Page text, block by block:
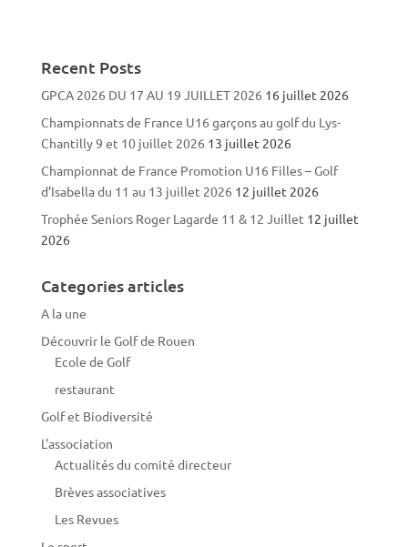
Recent Posts
GPCA 2026 DU 17 AU 19 JUILLET 2026 16 juillet 2026
Championnats de France U16 garçons au golf du Lys-
Chantilly 9 et 10 juillet 2026 13 juillet 2026
Championnat de France Promotion U16 Filles – Golf
d’Isabella du 11 au 13 juillet 2026 12 juillet 2026
Trophée Seniors Roger Lagarde 11 & 12 Juillet 12 juillet
2026
Categories articles
A la une
Découvrir le Golf de Rouen
Ecole de Golf
restaurant
Golf et Biodiversité
L'association
Actualités du comité directeur
Brèves associatives
Les Revues